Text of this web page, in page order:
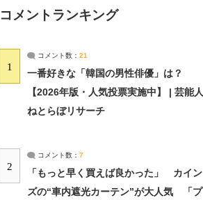
コメントランキング
1
コメント数： 21
一番好きな「韓国の男性俳優」は？
【2026年版・人気投票実施中】 | 芸能人
ねとらぼリサーチ
2
コメント数： 7
「もっと早く買えば良かった」 カイン
ズの“車内遮光カーテン”が大人気 「プ